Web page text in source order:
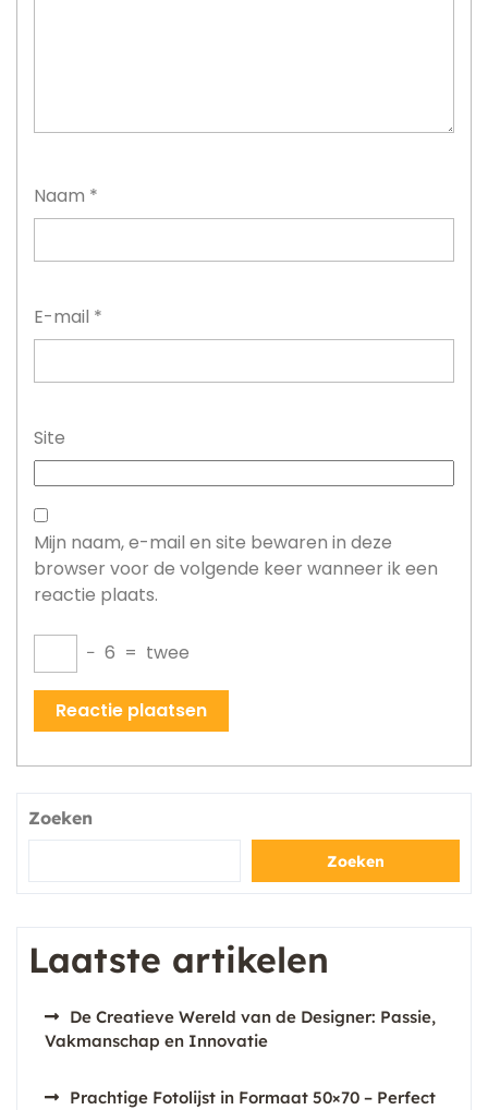
Naam *
E-mail *
Site
Mijn naam, e-mail en site bewaren in deze
browser voor de volgende keer wanneer ik een
reactie plaats.
− 6 = twee
Zoeken
Zoeken
Laatste artikelen
De Creatieve Wereld van de Designer: Passie,
Vakmanschap en Innovatie
Prachtige Fotolijst in Formaat 50×70 – Perfect